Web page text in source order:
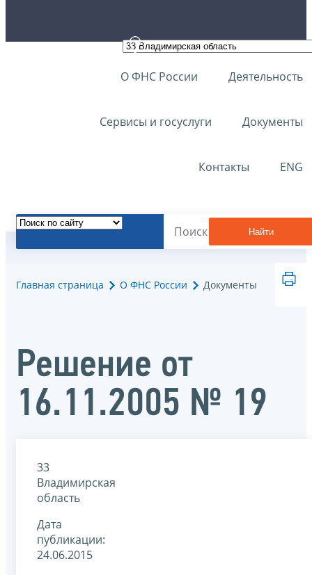
О ФНС России Деятельность
Сервисы и госуслуги Документы
Контакты ENG
Найти
Главная страница О ФНС России Документы
Решение от
16.11.2005 № 19
33
Владимирская
область
Дата
публикации:
24.06.2015